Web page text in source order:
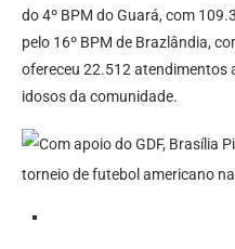
do 4º BPM do Guará, com
pelo 16º BPM de Brazlândia,
ofereceu 22.512 atendimentos
idosos da comunidade.